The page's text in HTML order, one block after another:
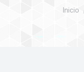
Estás
Inicio